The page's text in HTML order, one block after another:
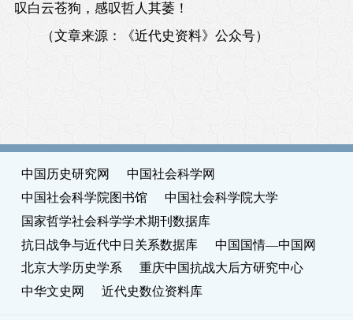
叹白云苍狗，感叹哲人其萎！
（文章来源：《近代史资料》公众号）
中国历史研究网
中国社会科学网
中国社会科学院图书馆
中国社会科学院大学
国家哲学社会科学学术期刊数据库
抗日战争与近代中日关系数据库
中国国情—中国网
北京大学历史学系
重庆中国抗战大后方研究中心
中华文史网
近代史数位资料库